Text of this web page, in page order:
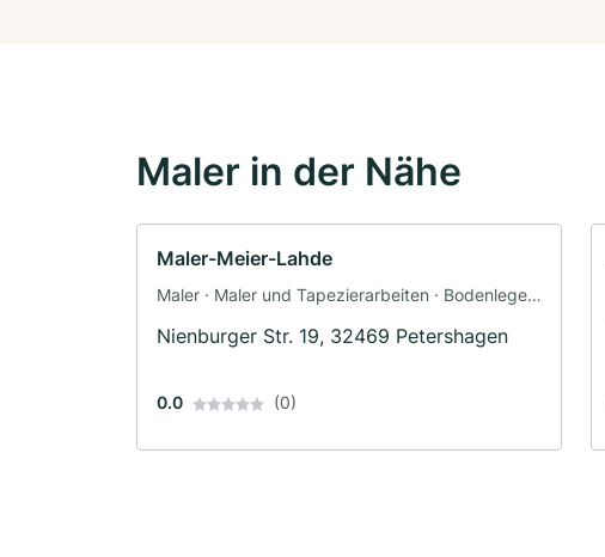
Maler in der Nähe
Maler-Meier-Lahde
Maler · Maler und Tapezierarbeiten · Bodenleger
Tapezierer · Dämmung
Nienburger Str. 19, 32469 Petershagen
0.0 (0)